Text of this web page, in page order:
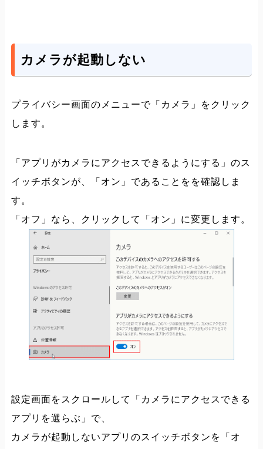
カメラが起動しない
プライバシー画面のメニューで「カメラ」をクリック
します。
「アプリがカメラにアクセスできるようにする」のス
イッチボタンが、「オン」であることをを確認しま
す。
「オフ」なら、クリックして「オン」に変更します。
設定画面をスクロールして「カメラにアクセスできる
アプリを選らぶ」で、
カメラが起動しないアプリのスイッチボタンを「オ